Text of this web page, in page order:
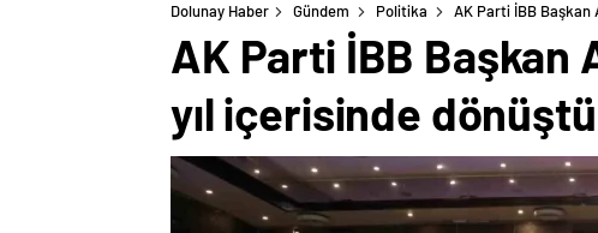
Dolunay Haber Gündem Politika AK Parti İBB Başkan
AK Parti İBB Başkan
yıl içerisinde